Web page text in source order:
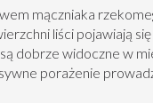
mączniaka
liści pojawiają
dobrze widoczne w
porażenie